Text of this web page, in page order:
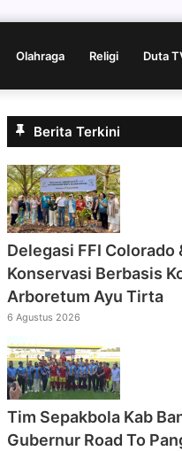
Olahraga Religi Duta
Berita Terkini
Delegasi FFI Colorado
Konservasi Berbasis
Arboretum Ayu Tirta
6 Agustus 2026
Tim Sepakbola Kab
Gubernur Road To